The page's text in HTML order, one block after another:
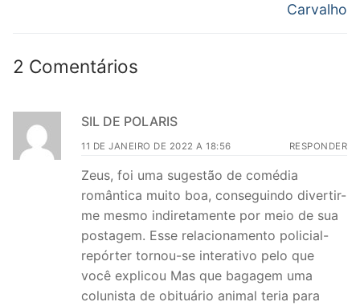
Carvalho
2 Comentários
SIL DE POLARIS
11 DE JANEIRO DE 2022 A 18:56 RESPONDER
Zeus, foi uma sugestão de comédia
romântica muito boa, conseguindo divertir-
me mesmo indiretamente por meio de sua
postagem. Esse relacionamento policial-
repórter tornou-se interativo pelo que
você explicou Mas que bagagem uma
colunista de obituário animal teria para